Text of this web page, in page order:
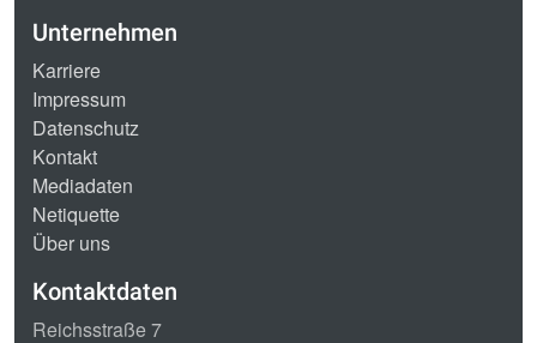
Unternehmen
Karriere
Impressum
Datenschutz
Kontakt
Mediadaten
Netiquette
Über uns
Kontaktdaten
Reichsstraße 7